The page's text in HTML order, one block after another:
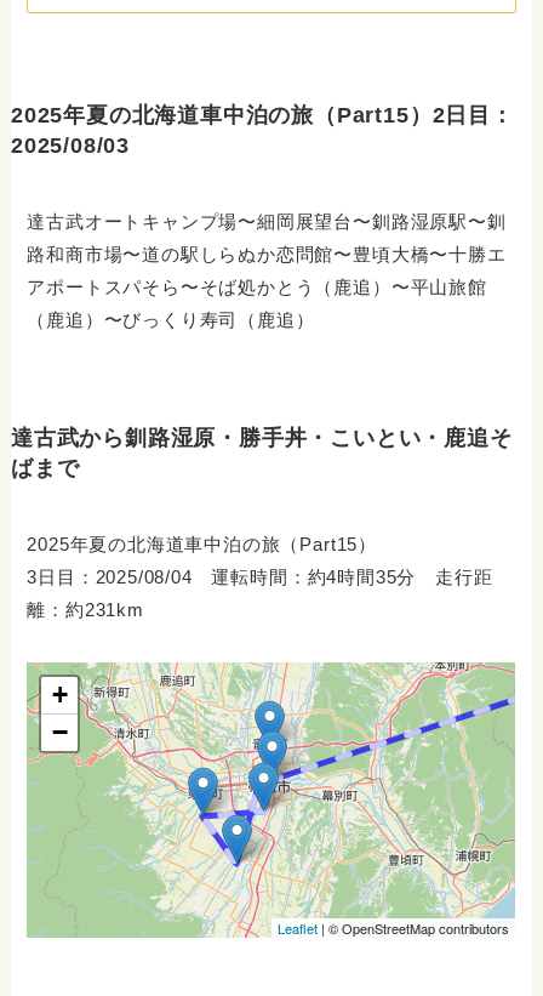
2025年夏の北海道車中泊の旅（Part15）2日目：
2025/08/03
達古武オートキャンプ場〜細岡展望台〜釧路湿原駅〜釧
路和商市場〜道の駅しらぬか恋問館〜豊頃大橋〜十勝エ
アポートスパそら〜そば処かとう（鹿追）〜平山旅館
（鹿追）〜びっくり寿司（鹿追）
達古武から釧路湿原・勝手丼・こいとい・鹿追そ
ばまで
2025年夏の北海道車中泊の旅（Part15）
3日目：2025/08/04 運転時間：約4時間35分 走行距
離：約231km